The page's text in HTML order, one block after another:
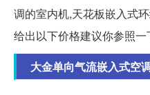
调的室内机,天花板嵌入式
给出以下价格建议你参照一
大金单向气流嵌入式空